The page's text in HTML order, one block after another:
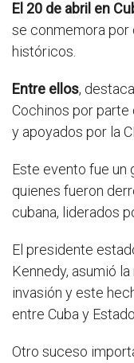
El 20 de abril en
se conmemora
históricos.
Entre ellos,
Cochinos por parte
y apoyados por la
Este evento fue un
quienes fueron
cubana, liderados
El presidente
Kennedy, asumió
invasión y este
entre Cuba y
Otro suceso